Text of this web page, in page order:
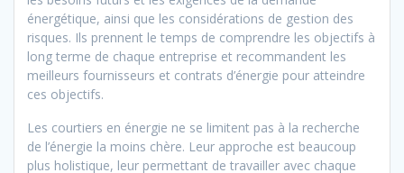
énergétique, ainsi que les considérations de gestion des
risques. Ils prennent le temps de comprendre les objectifs à
long terme de chaque entreprise et recommandent les
meilleurs fournisseurs et contrats d’énergie pour atteindre
ces objectifs.
Les courtiers en énergie ne se limitent pas à la recherche
de l’énergie la moins chère. Leur approche est beaucoup
plus holistique, leur permettant de travailler avec chaque